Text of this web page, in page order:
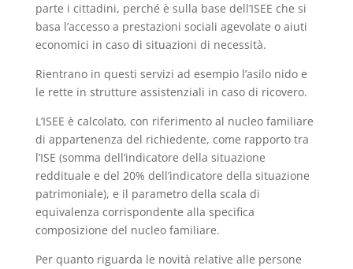
parte i cittadini, perché è sulla base dell’ISEE che si
basa l’accesso a prestazioni sociali agevolate o aiuti
economici in caso di situazioni di necessità.
Rientrano in questi servizi ad esempio l’asilo nido e
le rette in strutture assistenziali in caso di ricovero.
L’ISEE è calcolato, con riferimento al nucleo familiare
di appartenenza del richiedente, come rapporto tra
l’ISE (somma dell’indicatore della situazione
reddituale e del 20% dell’indicatore della situazione
patrimoniale), e il parametro della scala di
equivalenza corrispondente alla specifica
composizione del nucleo familiare.
Per quanto riguarda le novità relative alle persone